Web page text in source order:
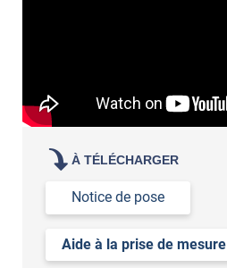
demander des échantillons gratuits
À TÉLÉCHARGER
Notice de pose
Aide à la prise de mesure